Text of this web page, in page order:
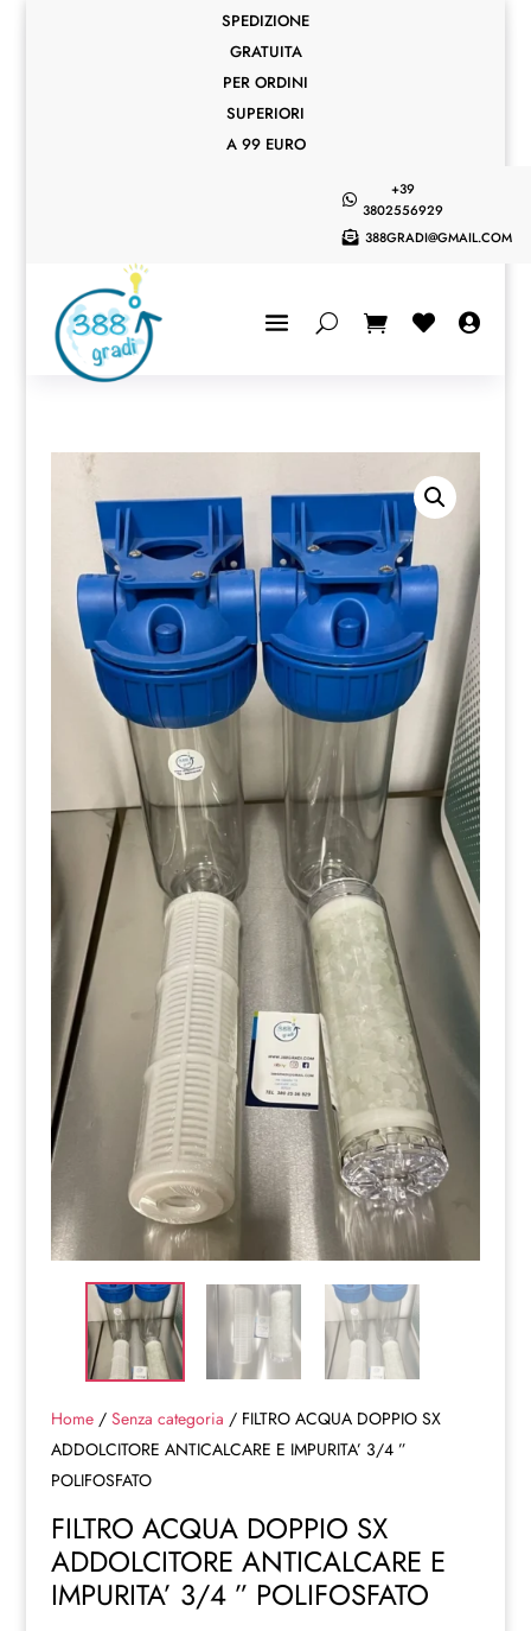
SPEDIZIONE
GRATUITA
PER ORDINI
SUPERIORI
A 99 EURO

+39
3802556929
 388GRADI@GMAIL.COM
 
Home/ Senza categoria / FILTRO ACQUA DOPPIO SX
ADDOLCITORE ANTICALCARE E IMPURITA’ 3/4 ”
POLIFOSFATO
FILTRO ACQUA DOPPIO SX
ADDOLCITORE ANTICALCARE E
IMPURITA’ 3/4 ” POLIFOSFATO